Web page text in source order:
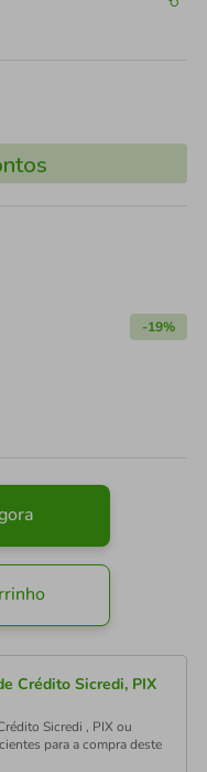
-19%
Crédito Sicredi, PIX
Sicredi , PIX ou
para a compra deste